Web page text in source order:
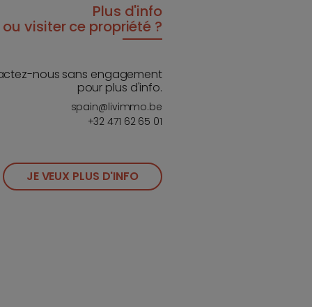
Plus d'info
ou visiter ce propriété ?
nous sans engagement
pour plus d'info.
spain@livimmo.be
+32 471 62 65 01
JE VEUX PLUS D'INFO